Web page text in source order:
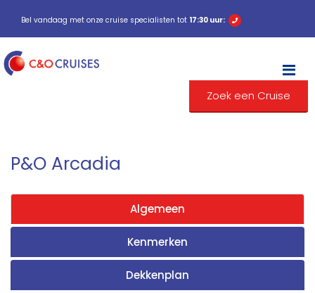
Bel vandaag met onze cruise specialisten tot 17:30 uur:
Zoek een Cruise
P&O Arcadia
Algemeen
Kenmerken
Dekkenplan